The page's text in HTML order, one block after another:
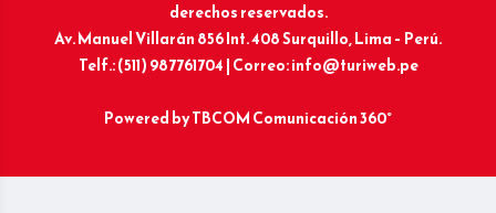
derechos reservados.
Av. Manuel Villarán 856 Int. 408 Surquillo, Lima – Perú.
Telf.: (511) 987761704 | Correo: info@turiweb.pe
Powered byTBCOM Comunicación 360°